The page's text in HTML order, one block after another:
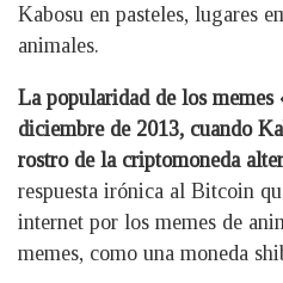
Kabosu en pasteles, lugares
animales.
La popularidad de los memes
diciembre de 2013, cuando
rostro de la criptomoneda
respuesta irónica al Bitcoin
internet por los memes de
memes, como una moneda